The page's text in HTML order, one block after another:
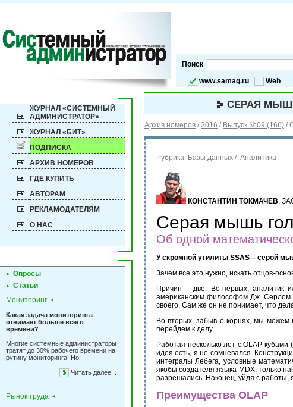
Поиск
www.samag.ru Web
ЖУРНАЛ «СИСТЕМНЫЙ
АДМИНИСТРАТОР»
ЖУРНАЛ «БИТ»
ПОДПИСКА
АРХИВ НОМЕРОВ
ГДЕ КУПИТЬ
АВТОРАМ
РЕКЛАМОДАТЕЛЯМ
О НАС
Опросы
Статьи
Мониторинг
Какая задача мониторинга
отнимает больше всего
времени?
Многие системные администраторы
тратят до 30% рабочего времени на
рутину мониторинга. Но
Читать далее...
Рынок труда
СЕРАЯ
Архив номеров / 2016 / Выпуск №09 (166) /
Рубрика: Базы данных / Аналитика
КОНСТАНТИН ТОКМАЧЕВ,
Серая мышь
Об одной
У скромной утилиты SSAS – серой
Зачем все это нужно, искать отцов-
Причин – две. Во-первых, аналитик
американским философом Дж. Серлом.
своего. Сам же он не понимает, что
Во-вторых, забыв о корнях, мы можем
перейдем к делу.
Работая несколько лет с OLAP-
идея есть, я не сомневался.
интегралы Лебега, условные
якобы создателя языка MDX, только
разрешались. Наконец, уйдя с работы,
Преимущества OLAP